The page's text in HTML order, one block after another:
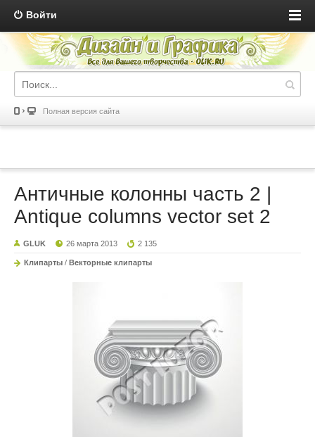
Войти
Полная версия сайта
Античные колонны часть 2 |
Antique columns vector set 2
GLUK 26 марта 2013 2 135
Клипарты / Векторные клипарты